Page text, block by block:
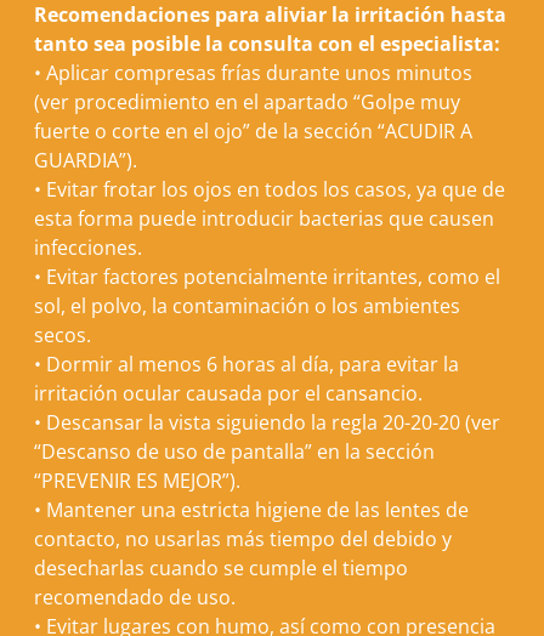
Recomendaciones para aliviar la irritación hasta
tanto sea posible la consulta con el especialista:
• Aplicar compresas frías durante unos minutos
(ver procedimiento en el apartado “Golpe muy
fuerte o corte en el ojo” de la sección “ACUDIR A
GUARDIA”).
• Evitar frotar los ojos en todos los casos, ya que de
esta forma puede introducir bacterias que causen
infecciones.
• Evitar factores potencialmente irritantes, como el
sol, el polvo, la contaminación o los ambientes
secos.
• Dormir al menos 6 horas al día, para evitar la
irritación ocular causada por el cansancio.
• Descansar la vista siguiendo la regla 20-20-20 (ver
“Descanso de uso de pantalla” en la sección
“PREVENIR ES MEJOR”).
• Mantener una estricta higiene de las lentes de
contacto, no usarlas más tiempo del debido y
desecharlas cuando se cumple el tiempo
recomendado de uso.
• Evitar lugares con humo, así como con presencia